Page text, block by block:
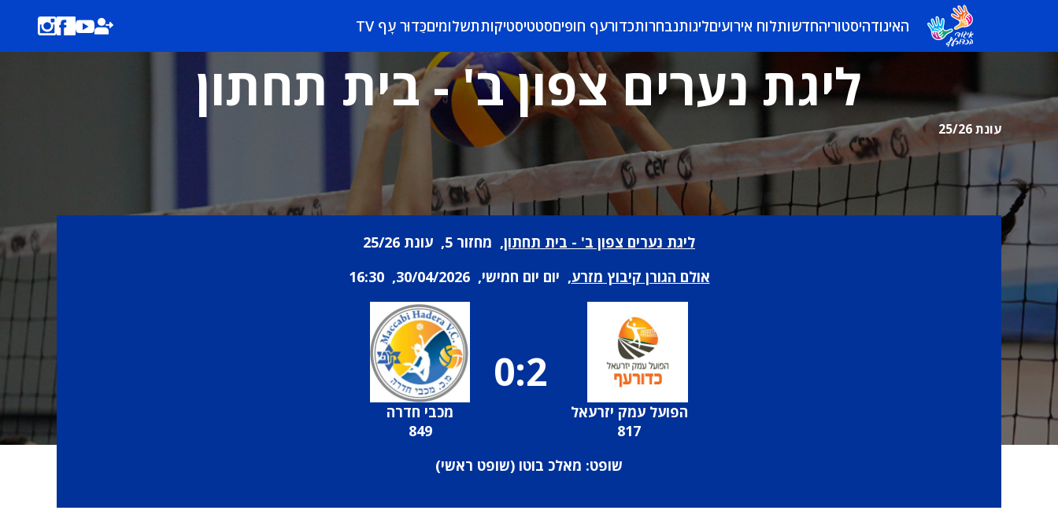
האיגודהיסטוריהחדשותלוח אירועיםליגותנבחרותכדורעף חופיםסטטיסטיקותתשלומיםכַּדוּר עָף TV
ליגת נערים צפון ב' - בית תחתון
עונת 25/26
ליגת נערים צפון ב' - בית תחתון, מחזור 5, עונת 25/26
אולם הגורן קיבוץ מזרע, יום יום חמישי, 30/04/2026, 16:30
הפועל עמק יזרעאל
817
0:2
מכבי חדרה
849
שופט: מאלכ בוטו (שופט ראשי)